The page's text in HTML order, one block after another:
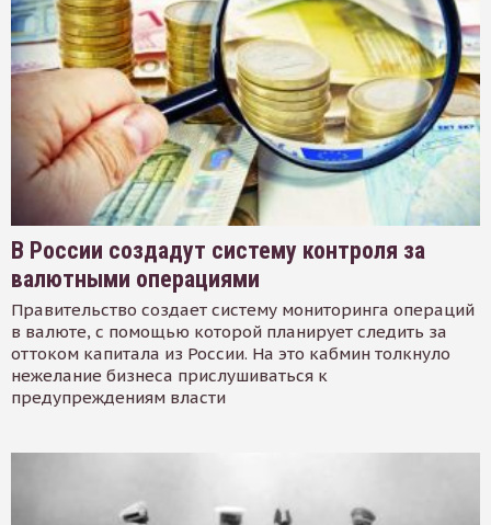
В России создадут систему контроля за
валютными операциями
Правительство создает систему мониторинга операций
в валюте, с помощью которой планирует следить за
оттоком капитала из России. На это кабмин толкнуло
нежелание бизнеса прислушиваться к
предупреждениям власти